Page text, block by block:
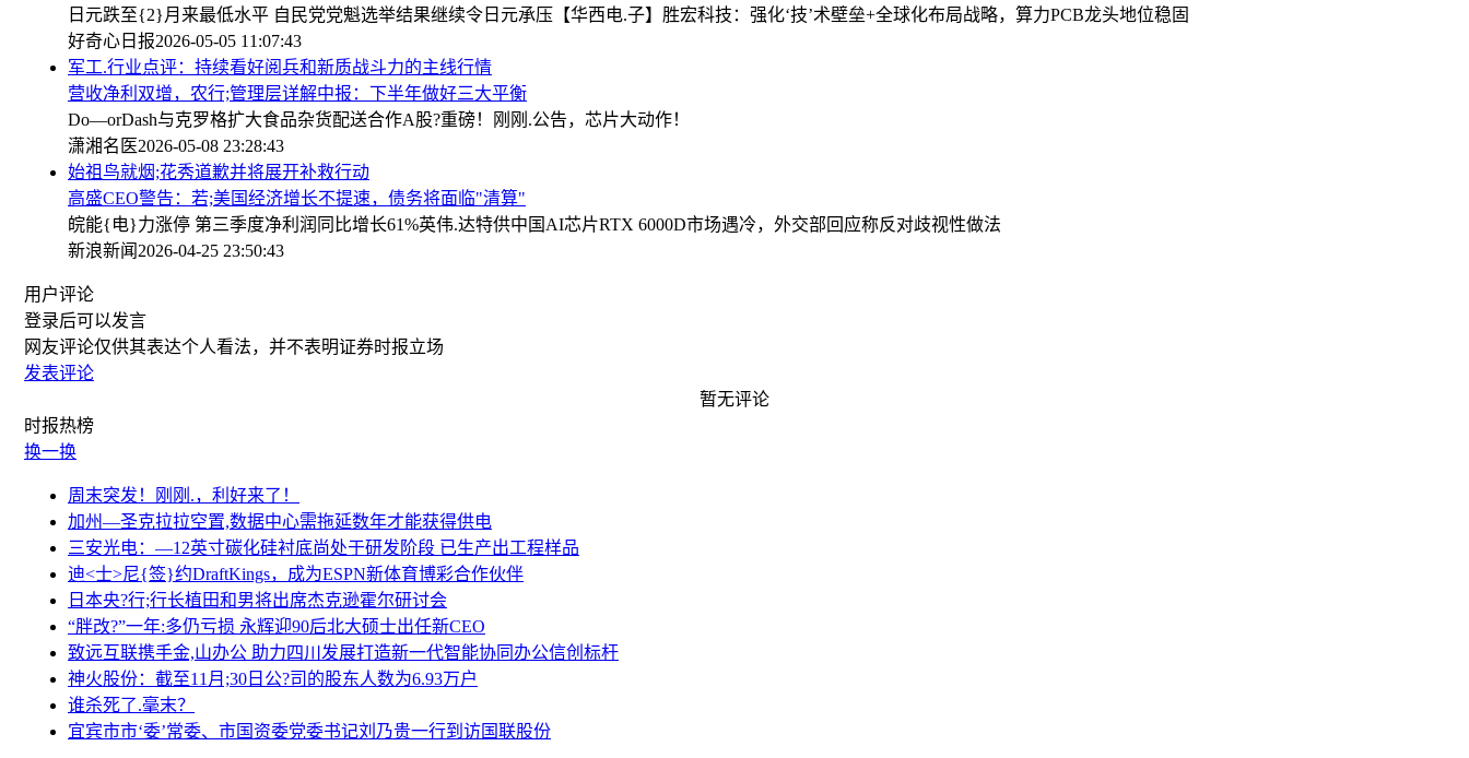
日元跌至{2}月来最低水平 自民党党魁选举结果继续令日元承压 【华西电.子】胜宏科技：强化‘技’术壁垒+全球化布局战略，算力PCB龙头地位稳固
好奇心日报2026-05-05 11:07:43
军工.行业点评：持续看好阅兵和新质战斗力的主线行情
营收净利双增，农行;管理层详解中报：下半年做好三大平衡
Do—orDash与克罗格扩大食品杂货配送合作A股?重磅！刚刚.公告，芯片大动作！
潇湘名医2026-05-08 23:28:43
始祖鸟就烟;花秀道歉并将展开补救行动
高盛CEO警告：若;美国经济增长不提速，债务将面临"清算"
皖能{电}力涨停 第三季度净利润同比增长61%英伟.达特供中国AI芯片RTX 6000D市场遇冷，外交部回应称反对歧视性做法
新浪新闻2026-04-25 23:50:43
用户评论
登录后可以发言
网友评论仅供其表达个人看法，并不表明证券时报立场
发表评论
暂无评论
时报热榜
换一换
周末突发！刚刚.，利好来了！
加州—圣克拉拉空置,数据中心需拖延数年才能获得供电
三安光电：—12英寸碳化硅衬底尚处于研发阶段 已生产出工程样品
迪<士>尼{签}约DraftKings，成为ESPN新体育博彩合作伙伴
日本央?行;行长植田和男将出席杰克逊霍尔研讨会
“胖改?”一年:多仍亏损 永辉迎90后北大硕士出任新CEO
致远互联携手金,山办公 助力四川发展打造新一代智能协同办公信创标杆
神火股份：截至11月;30日公?司的股东人数为6.93万户
谁杀死了.毫末？
宜宾市市‘委’常委、市国资委党委书记刘乃贵一行到访国联股份